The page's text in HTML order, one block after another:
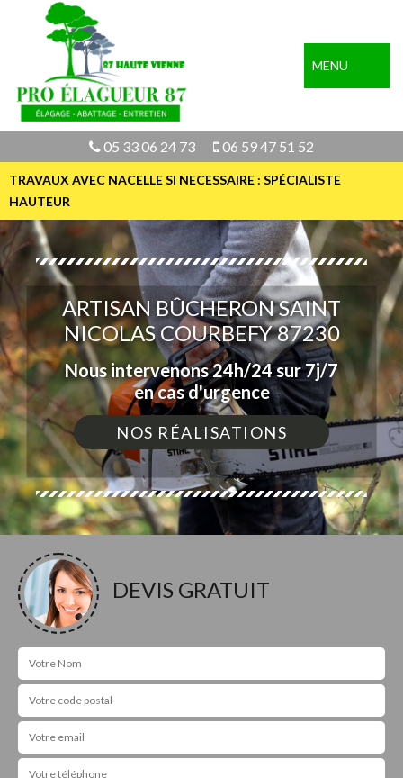
MENU
05 33 06 24 73 06 59 47 51 52
TRAVAUX AVEC NACELLE SI NECESSAIRE : SPÉCIALISTE
HAUTEUR
ARTISAN BÛCHERON SAINT
NICOLAS COURBEFY 87230
Nous intervenons 24h/24 sur 7j/7
en cas d'urgence
NOS RÉALISATIONS
DEVIS GRATUIT